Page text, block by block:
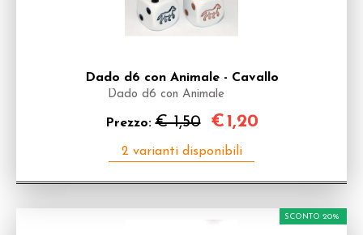
Dado d6 con Animale - Cavallo
Dado d6 con Animale
Prezzo:€ 1,50 €1,20
SCONTO 20%